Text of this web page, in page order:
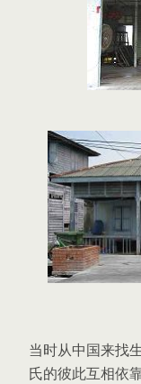
当时从中国来找
氏的彼此互相依